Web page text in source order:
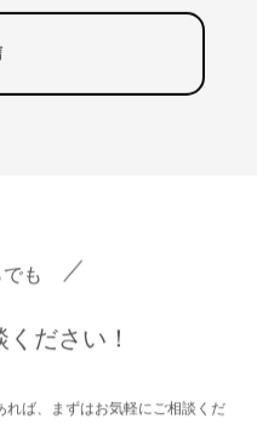
も
ださい！
ば、まずはお気軽にご相談くだ